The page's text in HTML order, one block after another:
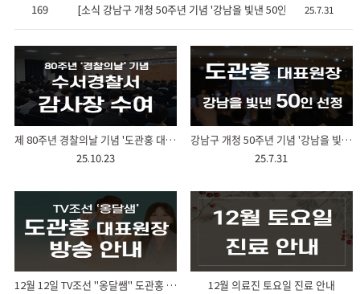
169 [소식 강남구 개청 50주년 기념 '강남을 빛낸 50인 도관홍 대표원
25.7.31
제 80주년 경찰의날 기념 '도관홍 대표원장' 감사장 수여식
25.10.23
강남구 개청 50주년 기념 '강남을 빛낸 50인 도관홍 대표원장' 위촉
25.7.31
12월 12일 TV조선 "옹달쌤" 도관홍 대표원장 방송안내
12월 의료진 토요일 진료 안내